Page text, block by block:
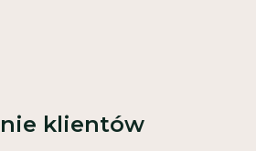
klientów